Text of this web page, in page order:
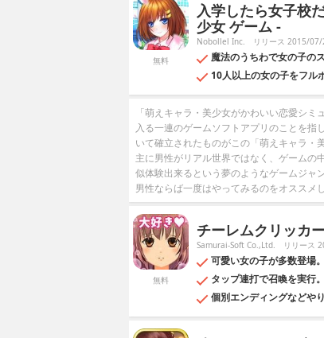
無料
入学したら女子校
少女 ゲーム -
Nobollel Inc. リリース 2015/07/
魔法のうちわで女の子の
10人以上の女の子をフル
「萌えキャラ・美少女がかわいい恋愛シ
入る一連のゲームソフトアプリのことを
いて確立されたものがこの「萌えキャラ・
主に男性がリアル世界ではなく、ゲームの
似体験出来るという夢のようなゲームジャ
男性ならば一度はやってみるのをオススメ
無料
チーレムクリッカ
Samurai-Soft Co.,Ltd. リリース
可愛い女の子が多数登場
タップ連打で召喚を実行
個別エンディングなどや